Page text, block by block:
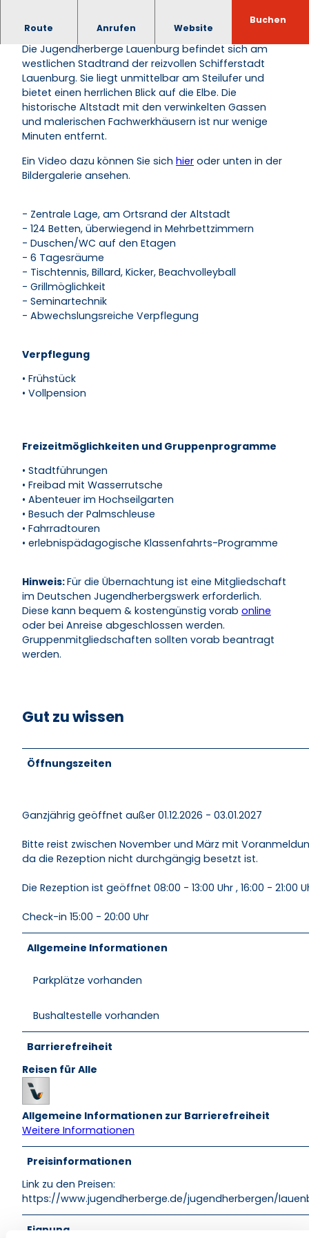
Route Anrufen Website
Buchen
Jugendherberge Lauenburg/Elbe
Die Jugendherberge Lauenburg befindet sich am
westlichen Stadtrand der reizvollen Schifferstadt
Lauenburg. Sie liegt unmittelbar am Steilufer und
bietet einen herrlichen Blick auf die Elbe. Die
historische Altstadt mit den verwinkelten Gassen
und malerischen Fachwerkhäusern ist nur wenige
Minuten entfernt.
Ein Video dazu können Sie sich hier oder unten in der
Bildergalerie ansehen.
- Zentrale Lage, am Ortsrand der Altstadt
- 124 Betten, überwiegend in Mehrbettzimmern
- Duschen/WC auf den Etagen
- 6 Tagesräume
- Tischtennis, Billard, Kicker, Beachvolleyball
- Grillmöglichkeit
- Seminartechnik
- Abwechslungsreiche Verpflegung
Verpflegung
• Frühstück
• Vollpension
Freizeitmöglichkeiten und Gruppenprogramme
• Stadtführungen
• Freibad mit Wasserrutsche
• Abenteuer im Hochseilgarten
• Besuch der Palmschleuse
• Fahrradtouren
• erlebnispädagogische Klassenfahrts-Programme
Hinweis:Für die Übernachtung ist eine Mitgliedschaft
im Deutschen Jugendherbergswerk erforderlich.
Diese kann bequem & kostengünstig vorab online
oder bei Anreise abgeschlossen werden.
Gruppenmitgliedschaften sollten vorab beantragt
werden.
Gut zu wissen
Öffnungszeiten
Ganzjährig geöffnet außer 01.12.2026 - 03.01.2027
Bitte reist zwischen November und März mit
da die Rezeption nicht durchgängig besetzt ist.
Die Rezeption ist geöffnet 08:00 - 13:00 Uhr , 16:00 - 21:00
Check-in 15:00 - 20:00 Uhr
Allgemeine Informationen
Parkplätze vorhanden
Bushaltestelle vorhanden
Barrierefreiheit
Reisen für Alle
Allgemeine Informationen zur Barrierefreiheit
Weitere Informationen
Preisinformationen
Link zu den Preisen:
https://www.jugendherberge.de/jugendherbergen/
Eignung